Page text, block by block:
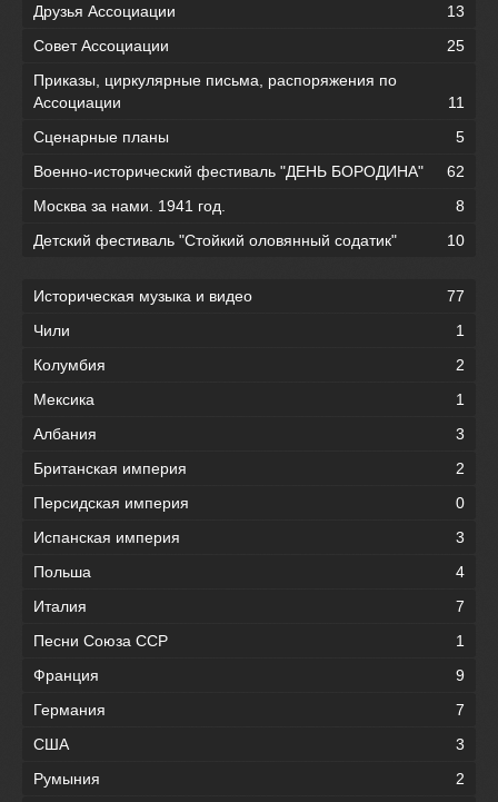
Друзья Ассоциации
13
Совет Ассоциации
25
Приказы, циркулярные письма, распоряжения по
Ассоциации
11
Сценарные планы
5
Военно-исторический фестиваль "ДЕНЬ БОРОДИНА"
62
Москва за нами. 1941 год.
8
Детский фестиваль "Стойкий оловянный содатик"
10
Историческая музыка и видео
77
Чили
1
Колумбия
2
Мексика
1
Албания
3
Британская империя
2
Персидская империя
0
Испанская империя
3
Польша
4
Италия
7
Песни Союза ССР
1
Франция
9
Германия
7
США
3
Румыния
2